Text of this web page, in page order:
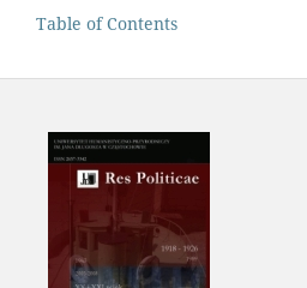
Table of Contents